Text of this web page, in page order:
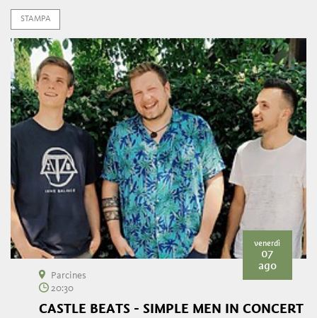
STAMPA
venerdì
07
ago
Parcines
20:30
CASTLE BEATS - SIMPLE MEN IN CONCERT